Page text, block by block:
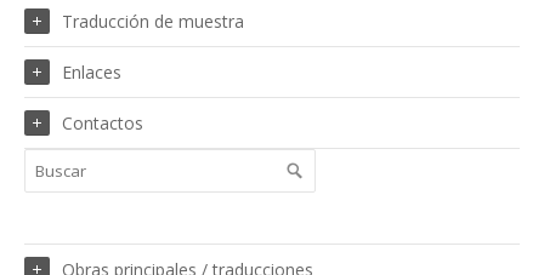
Traducción de muestra
Enlaces
Contactos
Obras principales / traducciones